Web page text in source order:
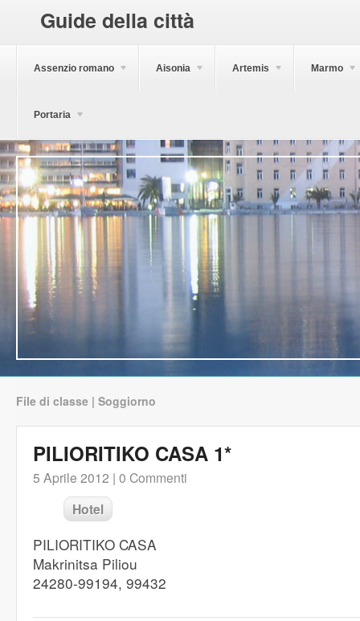
Guide della città
Assenzio romano Aisonia Artemis Marmo
Portaria
File di classe | Soggiorno
PILIORITIKO CASA 1*
5 Aprile 2012 | 0 Commenti
Hotel
PILIORITIKO CASA
Makrinitsa Piliou
24280-99194, 99432